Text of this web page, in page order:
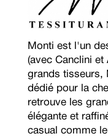
Monti est l'un
(avec Canclini et
grands tisseurs,
dédié pour la
retrouve les
élégante et
casual comme